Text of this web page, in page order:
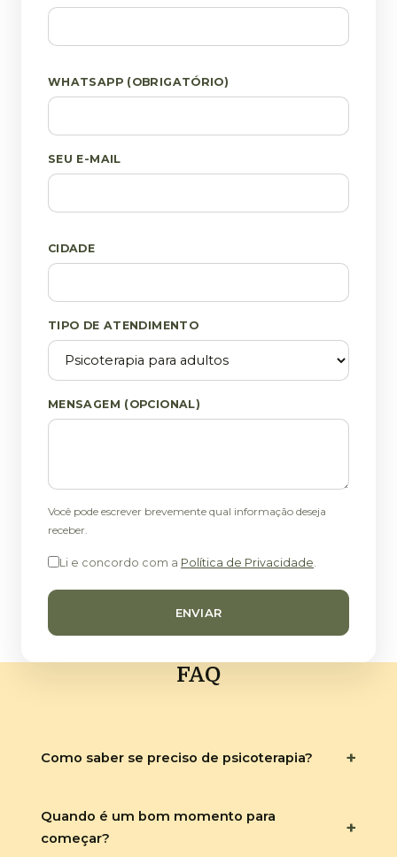
WHATSAPP (OBRIGATÓRIO)
SEU E-MAIL
CIDADE
TIPO DE ATENDIMENTO
MENSAGEM (OPCIONAL)
Você pode escrever brevemente qual informação deseja
receber.
Li e concordo com a Política de Privacidade.
ENVIAR
FAQ
Como saber se preciso de psicoterapia? +
Quando é um bom momento para
começar?
+